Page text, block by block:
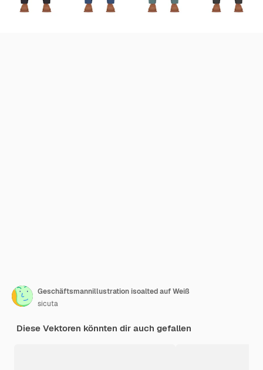
Geschäftsmannillustration isoalted auf Weiß
sicuta
Diese Vektoren könnten dir auch gefallen